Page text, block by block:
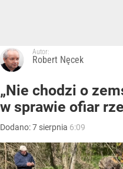
Autor:
Robert Nęcek
„Nie chodzi o
w sprawie ofiar
Dodano:7 sierpnia 6:09